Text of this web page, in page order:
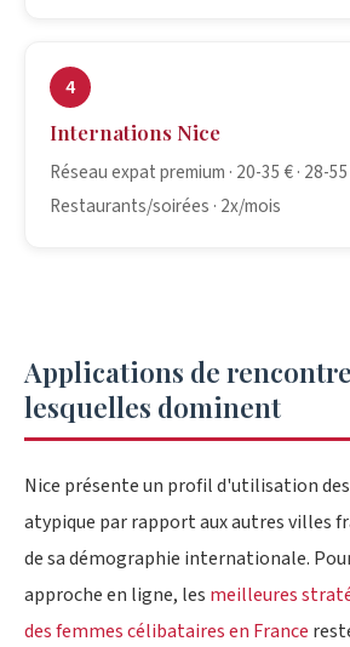
4
Internations Nice
Réseau expat premium · 20-35 € · 28-55
Restaurants/soirées · 2x/mois
Applications de
lesquelles dominent
Nice présente un profil d'utilisation
atypique par rapport aux autres villes
de sa démographie internationale.
approche en ligne, les meilleures
des femmes célibataires en France